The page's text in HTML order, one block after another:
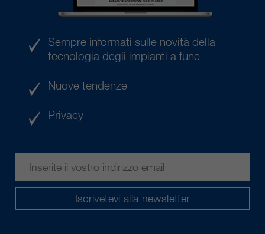
Iscrivetevi alla newsletter
Sempre informati sulle novità della
tecnologia degli impianti a fune
Nuove tendenze
Privacy